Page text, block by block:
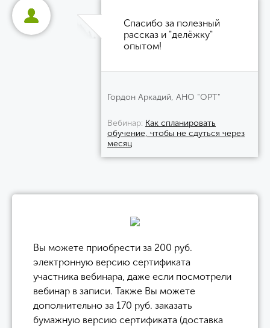
Спасибо за полезный
рассказ и "делёжку"
опытом!
Гордон Аркадий, АНО "ОРТ"
Вебинар Как спланировать
обучение, чтобы не сдуться через
месяц
Вы можете приобрести за 200 руб.
электронную версию сертификата
участника вебинара, даже если посмотрели
вебинар в записи. Также Вы можете
дополнительно за 170 руб. заказать
бумажную версию сертификата (доставка